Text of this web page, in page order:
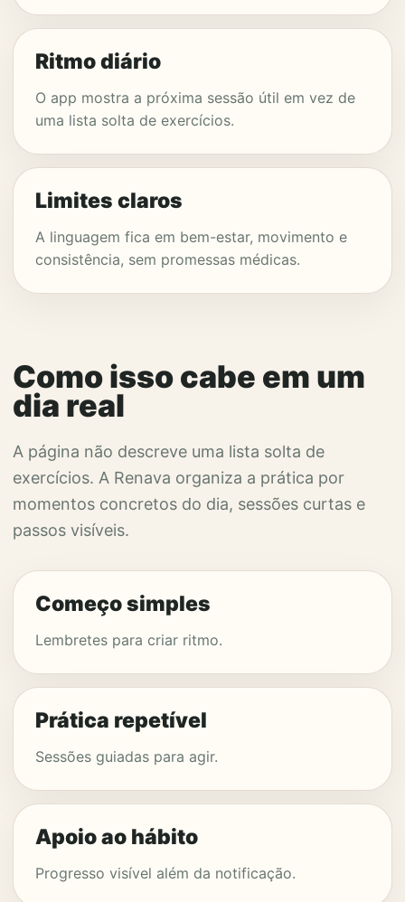
Ritmo diário
O app mostra a próxima sessão útil em vez de
uma lista solta de exercícios.
Limites claros
A linguagem fica em bem-estar, movimento e
consistência, sem promessas médicas.
Como isso cabe em um
dia real
A página não descreve uma lista solta de
exercícios. A Renava organiza a prática por
momentos concretos do dia, sessões curtas e
passos visíveis.
Começo simples
Lembretes para criar ritmo.
Prática repetível
Sessões guiadas para agir.
Apoio ao hábito
Progresso visível além da notificação.